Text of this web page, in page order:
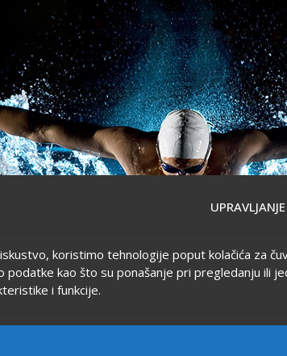
koristimo tehnologije poput kolačića za
podatke kao što su ponašanje pri pregledanju ili
i funkcije.